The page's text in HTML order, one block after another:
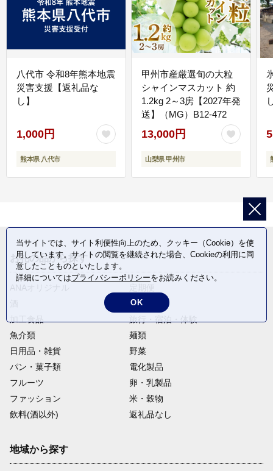
八代市 令和8年熊本地震
災害支援【返礼品な
し】
1,000円
熊本県 八代市
甲州市産厳選旬の大粒
シャインマスカット 約
1.2kg 2～3房【2027年発
送】（MG）B12-472
13,000円
山梨県 甲州市
お礼の品から探す
肉類
魚介類
麺類
日用品・雑貨
野菜
パン・菓子類
電化製品
フルーツ
卵・乳製品
ファッション
米・穀物
飲料(酒以外)
返礼品なし
地域から探す
当サイトでは、サイト利便性向上のため、クッキー（Cookie）を使
用しています。サイトの閲覧を継続された場合、Cookieの利用に同
意したことものといたします。
詳細についてはプライバシーポリシーをお読みください。
OK